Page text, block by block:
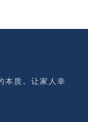
本质。让家人幸